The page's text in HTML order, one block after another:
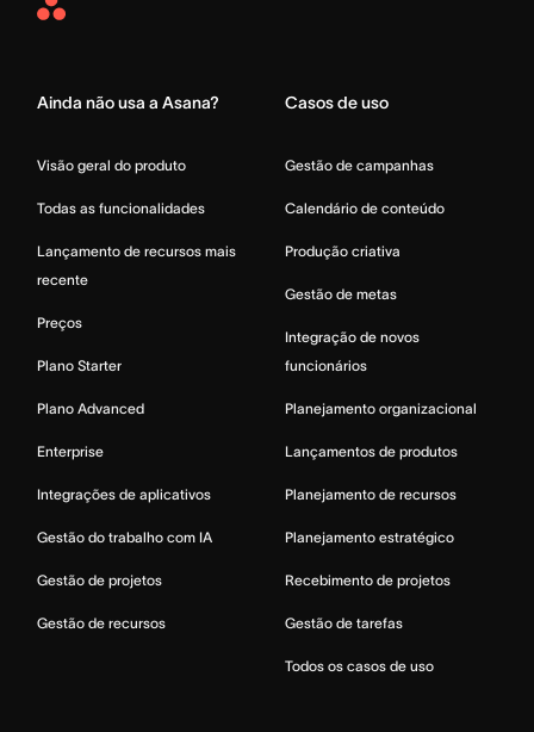
Asana
Ainda não usa a Asana?
Visão geral do produto
Todas as funcionalidades
Lançamento de recursos mais
recente
Preços
Plano Starter
Plano Advanced
Enterprise
Integrações de aplicativos
Gestão do trabalho com IA
Gestão de projetos
Gestão de recursos
Casos de uso
Gestão de campanhas
Calendário de conteúdo
Produção criativa
Gestão de metas
Integração de novos
funcionários
Planejamento organizacional
Lançamentos de produtos
Planejamento de recursos
Planejamento estratégico
Recebimento de projetos
Gestão de tarefas
Todos os casos de uso